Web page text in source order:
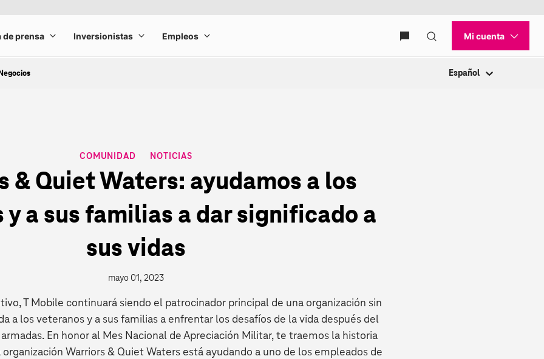
Negocios Español
COMUNIDAD NOTICIAS
& Quiet Waters: ayudamos a los
y a sus familias a dar significado a
sus vidas
mayo 01, 2023
T Mobile continuará siendo el patrocinador principal de una organización sin
a los veteranos y a sus familias a enfrentar los desafíos de la vida después del
En honor al Mes Nacional de Apreciación Militar, te traemos la historia
Warriors & Quiet Waters está ayudando a uno de los empleados de